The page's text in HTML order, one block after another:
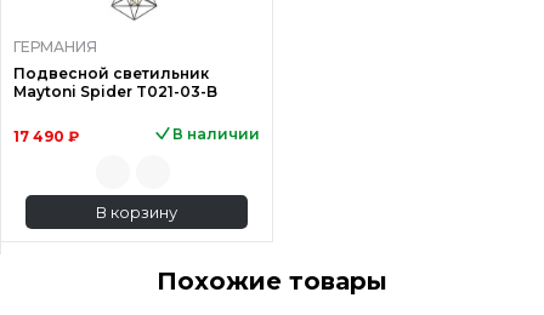
ГЕРМАНИЯ
Подвесной светильник
Maytoni Spider T021-03-B
17 490 ₽ В наличии
В корзину
Похожие товары